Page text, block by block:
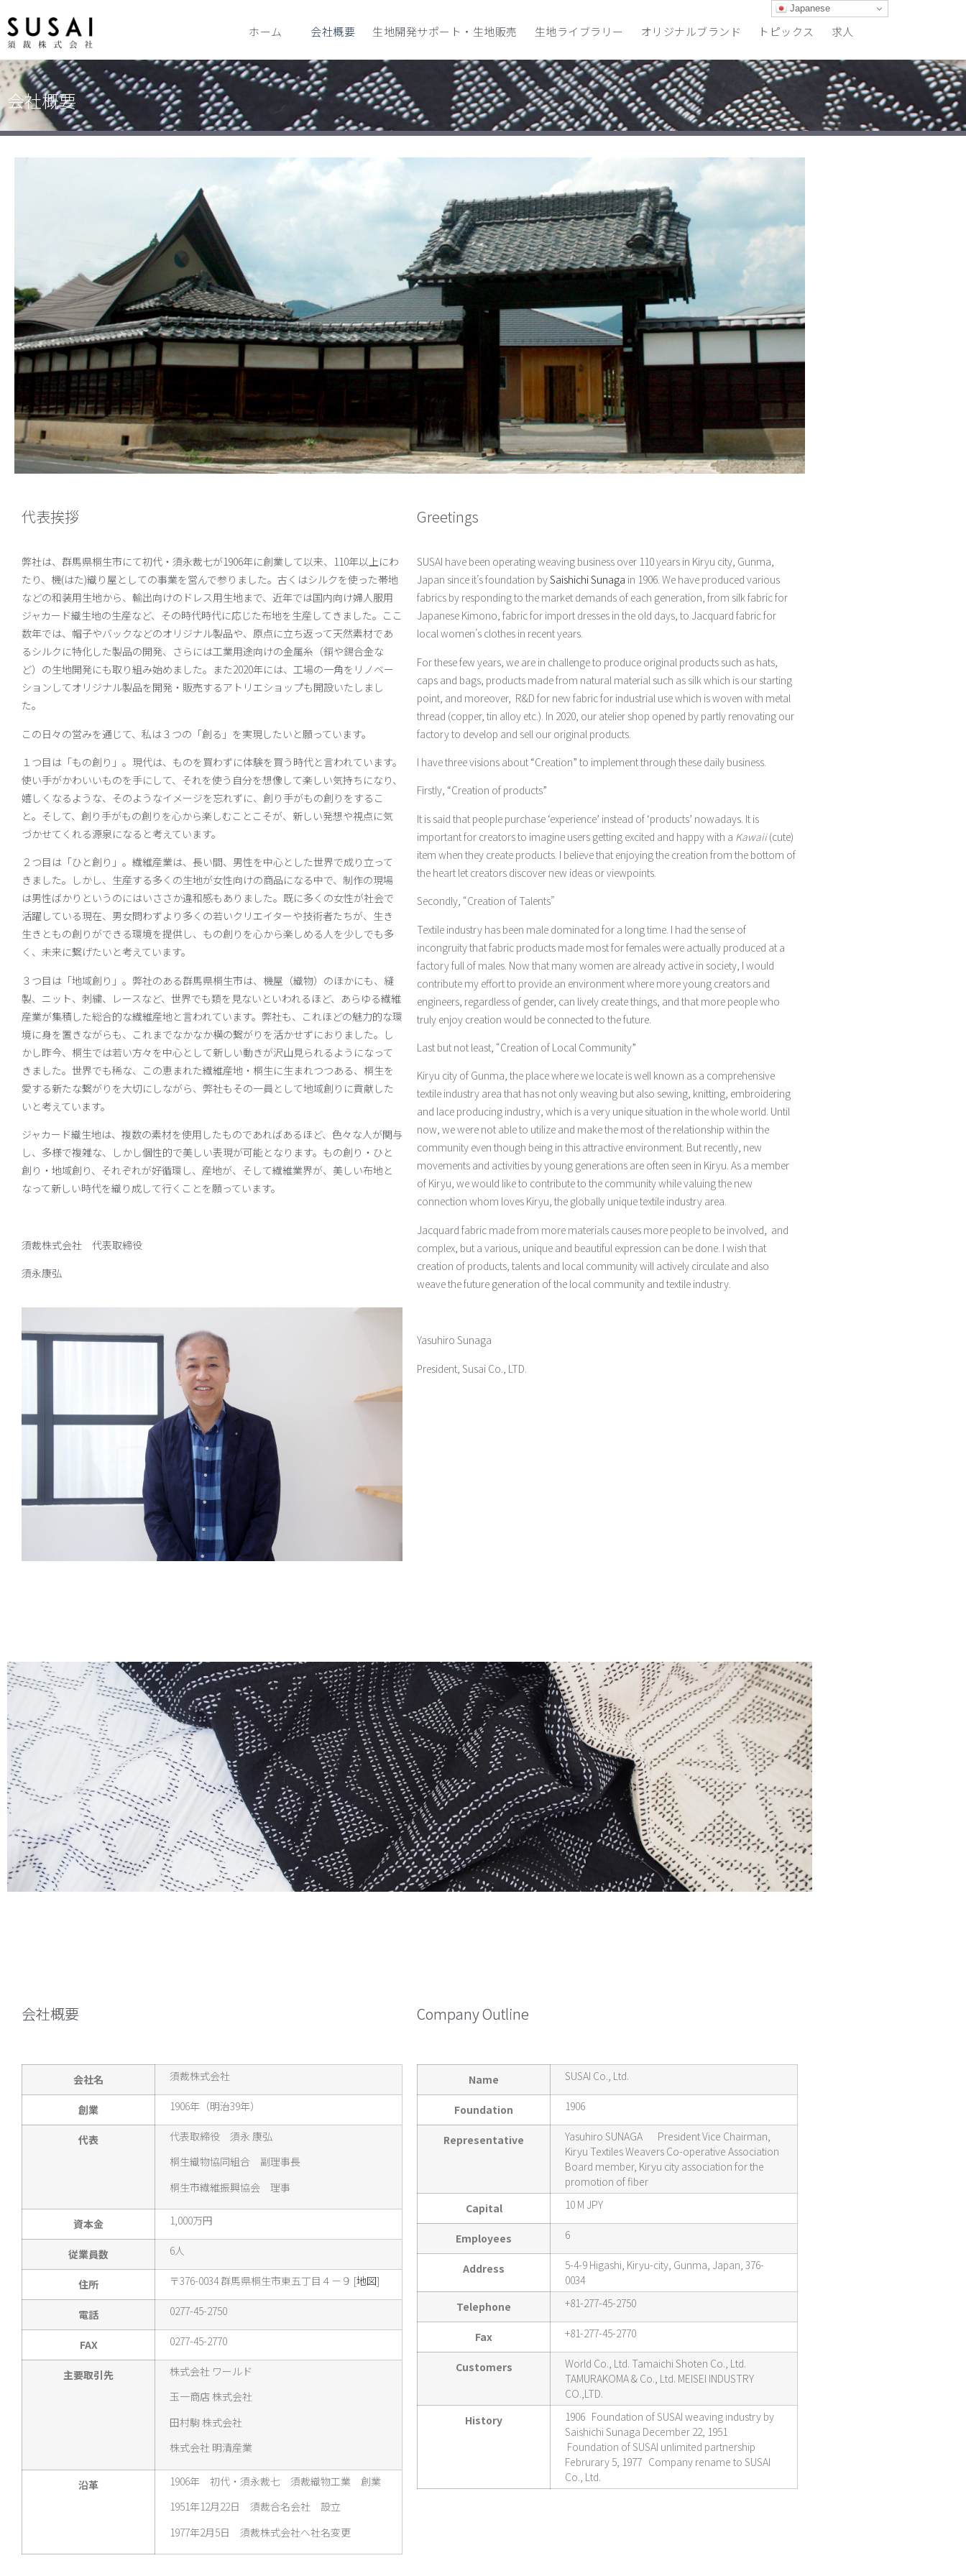
ホーム 会社概要 生地開発サポート・生地販売 生地ライブラリー オリジナルブランド トピックス 求人
会社概要
代表挨拶
弊社は、群馬県桐生市にて初代・須永裁七が1906年に創業して以来、110年以上にわ
たり、機(はた)織り屋としての事業を営んで参りました。古くはシルクを使った帯地
などの和装用生地から、輸出向けのドレス用生地まで、近年では国内向け婦人服用
ジャカード織生地の生産など、その時代時代に応じた布地を生産してきました。ここ
数年では、帽子やバックなどのオリジナル製品や、原点に立ち返って天然素材であ
るシルクに特化した製品の開発、さらには工業用途向けの金属糸（銅や錫合金な
ど）の生地開発にも取り組み始めました。また2020年には、工場の一角をリノベー
ションしてオリジナル製品を開発・販売するアトリエショップも開設いたしまし
た。
この日々の営みを通じて、私は３つの「創る」を実現したいと願っています。
１つ目は「もの創り」。現代は、ものを買わずに体験を買う時代と言われています。
使い手がかわいいものを手にして、それを使う自分を想像して楽しい気持ちになり、
嬉しくなるような、そのようなイメージを忘れずに、創り手がもの創りをするこ
と。そして、創り手がもの創りを心から楽しむことこそが、新しい発想や視点に気
づかせてくれる源泉になると考えています。
２つ目は「ひと創り」。繊維産業は、長い間、男性を中心とした世界で成り立って
きました。しかし、生産する多くの生地が女性向けの商品になる中で、制作の現場
は男性ばかりというのにはいささか違和感もありました。既に多くの女性が社会で
活躍している現在、男女問わずより多くの若いクリエイターや技術者たちが、生き
生きともの創りができる環境を提供し、もの創りを心から楽しめる人を少しでも多
く、未来に繋げたいと考えています。
３つ目は「地域創り」。弊社のある群馬県桐生市は、機屋（織物）のほかにも、縫
製、ニット、刺繍、レースなど、世界でも類を見ないといわれるほど、あらゆる繊維
産業が集積した総合的な繊維産地と言われています。弊社も、これほどの魅力的な環
境に身を置きながらも、これまでなかなか横の繋がりを活かせずにおりました。し
かし昨今、桐生では若い方々を中心として新しい動きが沢山見られるようになって
きました。世界でも稀な、この恵まれた繊維産地・桐生に生まれつつある、桐生を
愛する新たな繋がりを大切にしながら、弊社もその一員として地域創りに貢献した
いと考えています。
ジャカード織生地は、複数の素材を使用したものであればあるほど、色々な人が関与
し、多様で複雑な、しかし個性的で美しい表現が可能となります。もの創り・ひと
創り・地域創り、それぞれが好循環し、産地が、そして繊維業界が、美しい布地と
なって新しい時代を織り成して行くことを願っています。
須裁株式会社 代表取締役
須永康弘
Greetings
SUSAI have been operating weaving business over 110 years in Kiryu city, Gunma,
Japan since it’s foundation bySaishichi Sunaga in 1906. We have produced various
fabrics by responding to the market demands of each generation, from silk fabric for
Japanese Kimono, fabric for import dresses in the old days, to Jacquard fabric for
local women’s clothes in recent years.
For these few years, we are in challenge to produce original products such as hats,
caps and bags, products made from natural material such as silk which is our starting
point, and moreover, R&D for new fabric for industrial use which is woven with metal
thread (copper, tin alloy etc.). In 2020, our atelier shop opened by partly renovating our
factory to develop and sell our original products.
I have three visions about “Creation” to implement through these daily business.
Firstly, “Creation of products”
It is said that people purchase ‘experience’ instead of ‘products’ nowadays. It is
important for creators to imagine users getting excited and happy with a Kawaii(cute)
item when they create products. I believe that enjoying the creation from the bottom of
the heart let creators discover new ideas or viewpoints.
Secondly, “Creation of Talents”
Textile industry has been male dominated for a long time. I had the sense of
incongruity that fabric products made most for females were actually produced at a
factory full of males. Now that many women are already active in society, I would
contribute my effort to provide an environment where more young creators and
engineers, regardless of gender, can lively create things, and that more people who
truly enjoy creation would be connected to the future.
Last but not least, “Creation of Local Community”
Kiryu city of Gunma, the place where we locate is well known as a comprehensive
textile industry area that has not only weaving but also sewing, knitting, embroidering
and lace producing industry, which is a very unique situation in the whole world. Until
now, we were not able to utilize and make the most of the relationship within the
community even though being in this attractive environment. But recently, new
movements and activities by young generations are often seen in Kiryu. As a member
of Kiryu, we would like to contribute to the community while valuing the new
connection whom loves Kiryu, the globally unique textile industry area.
Jacquard fabric made from more materials causes more people to be involved, and
complex, but a various, unique and beautiful expression can be done. I wish that
creation of products, talents and local community will actively circulate and also
weave the future generation of the local community and textile industry.
Yasuhiro Sunaga
President, Susai Co., LTD.
会社概要
会社名 須裁株式会社
創業 1906年（明治39年）
代表
代表取締役 須永 康弘
桐生織物協同組合 副理事長
桐生市繊維振興協会 理事
資本金 1,000万円
従業員数 6人
住所 〒376-0034 群馬県桐生市東五丁目４－９ [地図]
電話 0277-45-2750
FAX 0277-45-2770
主要取引先
株式会社 ワールド
玉一商店 株式会社
田村駒 株式会社
株式会社 明清産業
沿革
1906年 初代・須永裁七 須裁織物工業 創業
1951年12月22日 須裁合名会社 設立
1977年2月5日 須裁株式会社へ社名変更
Company Outline
Name SUSAI Co., Ltd.
Foundation 1906
Representative
Yasuhiro SUNAGA President Vice Chairman,
Kiryu Textiles Weavers Co-operative Association
Board member, Kiryu city association for the
promotion of fiber
Capital
10 M JPY
Employees 6
Address
5-4-9 Higashi, Kiryu-city, Gunma, Japan, 376-
0034
Telephone
+81-277-45-2750
Fax +81-277-45-2770
Customers
World Co., Ltd. Tamaichi Shoten Co., Ltd.
TAMURAKOMA & Co., Ltd. MEISEI INDUSTRY
CO.,LTD.
History
1906 Foundation of SUSAI weaving industry by
Saishichi Sunaga December 22, 1951
Foundation of SUSAI unlimited partnership
Februrary 5, 1977 Company rename to SUSAI
Co., Ltd.
Japanese